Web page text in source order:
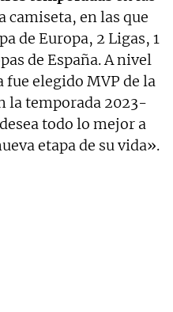
camiseta, en las que
de Europa, 2 Ligas, 1
de España. A nivel
elegido MVP de la
la temporada 2023-
todo lo mejor a
etapa de su vida».